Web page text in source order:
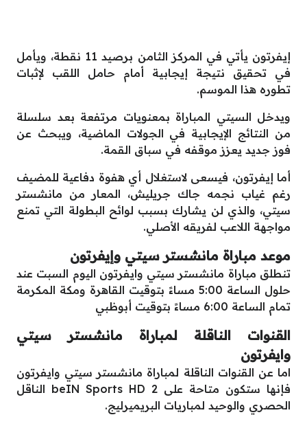
إيفرتون يأتي في المركز الثامن برصيد 11 نقطة، ويأمل
في تحقيق نتيجة إيجابية أمام حامل اللقب لإثبات
تطوره هذا الموسم.
ويدخل السيتي المباراة بمعنويات مرتفعة بعد سلسلة
من النتائج الإيجابية في الجولات الماضية، ويبحث عن
فوز جديد يعزز موقفه في سباق القمة.
أما إيفرتون، فيسعى لاستغلال أي هفوة دفاعية للمضيف
رغم غياب نجمه جاك جريليش، المعار من مانشستر
سيتي، والذي لن يشارك بسبب لوائح البطولة التي تمنع
مواجهة اللاعب لفريقه الأصلي.
موعد مباراة مانشستر سيتي وإيفرتون
تنطلق مباراة مانشستر سيتي وايفرتون اليوم السبت عند
حلول الساعة 5:00 مساءً بتوقيت القاهرة ومكة المكرمة
تمام الساعة 6:00 مساءً بتوقيت أبوظبي
القنوات الناقلة لمباراة مانشستر سيتي
وايفرتون
اما عن القنوات الناقلة لمباراة مانشستر سيتي وايفرتون
فإنها ستكون متاحة على beIN Sports HD 2 الناقل
الحصري والوحيد لمباريات البريميرليج.